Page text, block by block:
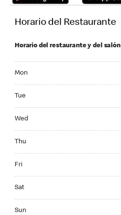
Horario del Restaurante
Horario del restaurante y del salón
Mon
Tue
Wed
Thu
Fri
Sat
Sun